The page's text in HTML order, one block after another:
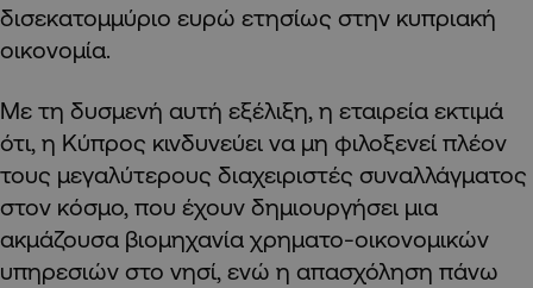
δισεκατομμύριο ευρώ ετησίως στην κυπριακή
οικονομία.
Με τη δυσμενή αυτή εξέλιξη, η εταιρεία εκτιμά
ότι, η Κύπρος κινδυνεύει να μη φιλοξενεί πλέον
τους μεγαλύτερους διαχειριστές συναλλάγματος
στον κόσμο, που έχουν δημιουργήσει μια
ακμάζουσα βιομηχανία χρηματο-οικονομικών
υπηρεσιών στο νησί, ενώ η απασχόληση πάνω